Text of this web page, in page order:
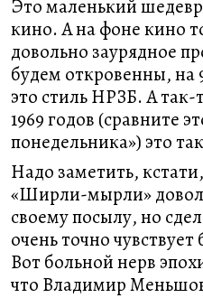
Это маленький
кино. А на фоне кино
довольно заурядное
будем откровенны, на
это стиль НРЗБ. А
1969 годов (сравните
понедельника») это
Надо заметить,
«Ширли-мырли»
своему посылу, но
очень точно
Вот больной нерв
что Владимир